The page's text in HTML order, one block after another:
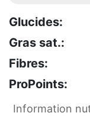
Glucides:
Gras sat.:
Fibres:
ProPoints:
Information